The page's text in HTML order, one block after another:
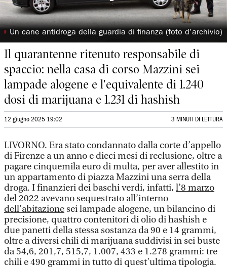
◗ Un cane antidroga della guardia di finanza (foto d'archivio)
Il quarantenne ritenuto responsabile di
spaccio: nella casa di corso Mazzini sei
lampade alogene e l'equivalente di 1.240
dosi di marijuana e 1.231 di hashish
12 giugno 2025 19:02 3 MINUTI DI LETTURA
LIVORNO. Era stato condannato dalla corte d’appello
di Firenze a un anno e dieci mesi di reclusione, oltre a
pagare cinquemila euro di multa, per aver allestito in
un appartamento di piazza Mazzini una serra della
droga. I finanzieri dei baschi verdi, infatti, l’8 marzo
del 2022 avevano sequestrato all’interno
dell’abitazionesei lampade alogene, un bilancino di
precisione, quattro contenitori di olio di hashish e
due panetti della stessa sostanza da 90 e 14 grammi,
oltre a diversi chili di marijuana suddivisi in sei buste
da 54,6, 201,7, 515,7, 1.007, 433 e 1.278 grammi: tre
chili e 490 grammi in tutto di quest’ultima tipologia.